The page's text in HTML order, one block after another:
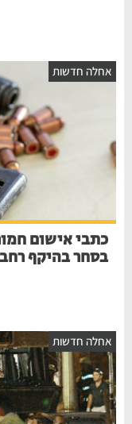
אחלה חדשות
בסחר בהיקף
אחלה חדשות